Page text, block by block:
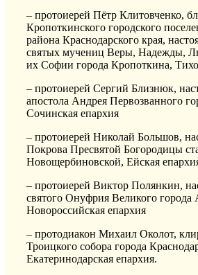
– протоиерей Пётр Клитовченко,
Кропоткинского городского
района Краснодарского края,
святых мучениц Веры, Надежды,
их Софии города Кропоткина,
– протоиерей Сергий Близнюк,
апостола Андрея Первозванного
Сочинская епархия
– протоиерей Николай Большов,
Покрова Пресвятой Богородицы
Новощербиновской, Ейская
– протоиерей Виктор Полянкин,
святого Онуфрия Великого города
Новороссийская епархия
– протодиакон Михаил Околот,
Троицкого собора города
Екатеринодарская епархия.